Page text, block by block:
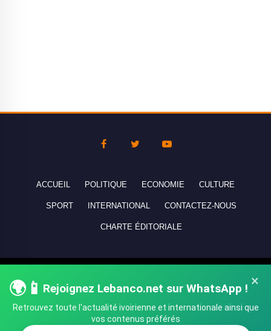
×
🌍📱 Rejoignez Lebanco.net sur WhatsApp !
Retrouvez toute l'actualité ivoirienne et internationale ainsi que
vos contenus préférés
ACCUEIL POLITIQUE ECONOMIE CULTURE
SPORT INTERNATIONAL CONTACTEZ-NOUS
CHARTE ÉDITORIALE
réservés - All rights reserved.